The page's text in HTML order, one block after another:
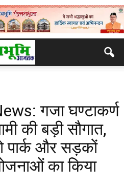
गजा घण्टाकर्ण
की बड़ी सौगात,
पार्क और सड़कों
का किया